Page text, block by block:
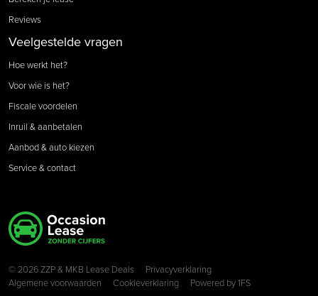
Reviews
Veelgestelde vragen
Hoe werkt het?
Voor wie is het?
Fiscale voordelen
Inruil & aanbetalen
Aanbod & auto kiezen
Service & contact
Copyright navigation
© 2026 ZZP & MKB Lease Deals
Privacyverklaring
Algemene voorwaarden
Cookieverklaring Powered by1FS